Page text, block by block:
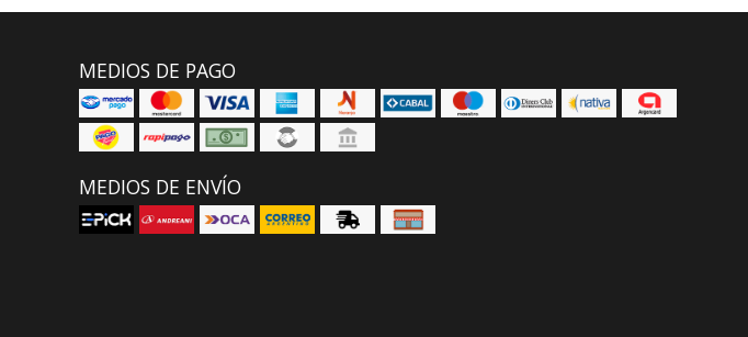
MEDIOS DE PAGO
MEDIOS DE ENVÍO